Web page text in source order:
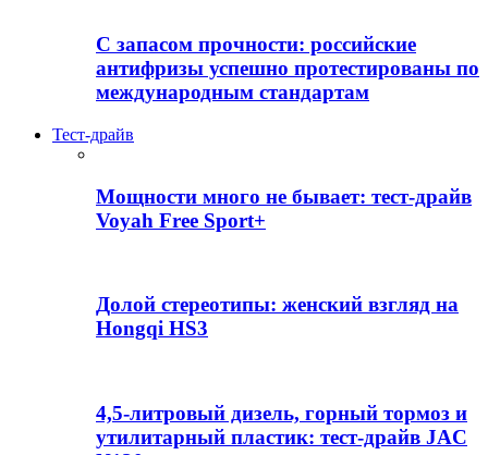
С запасом прочности: российские
антифризы успешно протестированы по
международным стандартам
Тест-драйв
Мощности много не бывает: тест-драйв
Voyah Free Sport+
Долой стереотипы: женский взгляд на
Hongqi HS3
4,5-литровый дизель, горный тормоз и
утилитарный пластик: тест-драйв JAC